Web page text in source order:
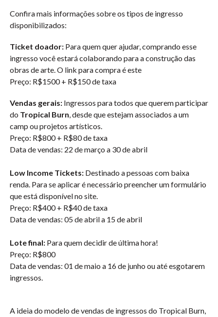
Confira mais informações sobre os tipos de ingresso
disponibilizados:
Ticket doador: Para quem quer ajudar, comprando esse
ingresso você estará colaborando para a construção das
obras de arte. O link para compra é este
Preço: R$1500 + R$150 de taxa
Vendas gerais: Ingressos para todos que querem participar
do Tropical Burn , desde que estejam associados a um
camp ou projetos artísticos.
Preço: R$800 + R$80 de taxa
Data de vendas: 22 de março a 30 de abril
Low Income Tickets: Destinado a pessoas com baixa
renda. Para se aplicar é necessário preencher um formulário
que está disponível no site.
Preço: R$400 + R$40 de taxa
Data de vendas: 05 de abril a 15 de abril
Lote final: Para quem decidir de última hora!
Preço: R$800
Data de vendas: 01 de maio a 16 de junho ou até esgotarem
ingressos.
A ideia do modelo de vendas de ingressos do Tropical Burn,